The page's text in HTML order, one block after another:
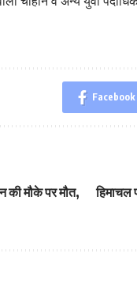
Facebook
की मौके पर मौत,
हिमाचल